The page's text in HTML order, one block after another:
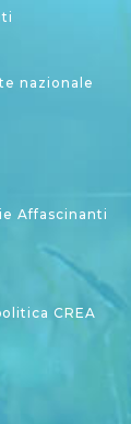
nazionale
Affascinanti
CREA